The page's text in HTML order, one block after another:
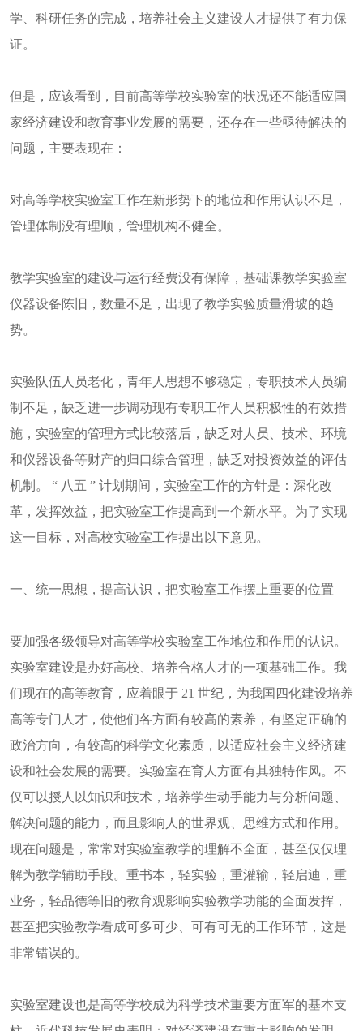
学、科研任务的完成，培养社会主义建设人才提供了有力保
证。
但是，应该看到，目前高等学校实验室的状况还不能适应国
家经济建设和教育事业发展的需要，还存在一些亟待解决的
问题，主要表现在：
对高等学校实验室工作在新形势下的地位和作用认识不足，
管理体制没有理顺，管理机构不健全。
教学实验室的建设与运行经费没有保障，基础课教学实验室
仪器设备陈旧，数量不足，出现了教学实验质量滑坡的趋
势。
实验队伍人员老化，青年人思想不够稳定，专职技术人员编
制不足，缺乏进一步调动现有专职工作人员积极性的有效措
施，实验室的管理方式比较落后，缺乏对人员、技术、环境
和仪器设备等财产的归口综合管理，缺乏对投资效益的评估
机制。 “ 八五 ” 计划期间，实验室工作的方针是：深化改
革，发挥效益，把实验室工作提高到一个新水平。为了实现
这一目标，对高校实验室工作提出以下意见。
一、统一思想，提高认识，把实验室工作摆上重要的位置
要加强各级领导对高等学校实验室工作地位和作用的认识。
实验室建设是办好高校、培养合格人才的一项基础工作。我
们现在的高等教育，应着眼于 21 世纪，为我国四化建设培养
高等专门人才，使他们各方面有较高的素养，有坚定正确的
政治方向，有较高的科学文化素质，以适应社会主义经济建
设和社会发展的需要。实验室在育人方面有其独特作风。不
仅可以授人以知识和技术，培养学生动手能力与分析问题、
解决问题的能力，而且影响人的世界观、思维方式和作用。
现在问题是，常常对实验室教学的理解不全面，甚至仅仅理
解为教学辅助手段。重书本，轻实验，重灌输，轻启迪，重
业务，轻品德等旧的教育观影响实验教学功能的全面发挥，
甚至把实验教学看成可多可少、可有可无的工作环节，这是
非常错误的。
实验室建设也是高等学校成为科学技术重要方面军的基本支